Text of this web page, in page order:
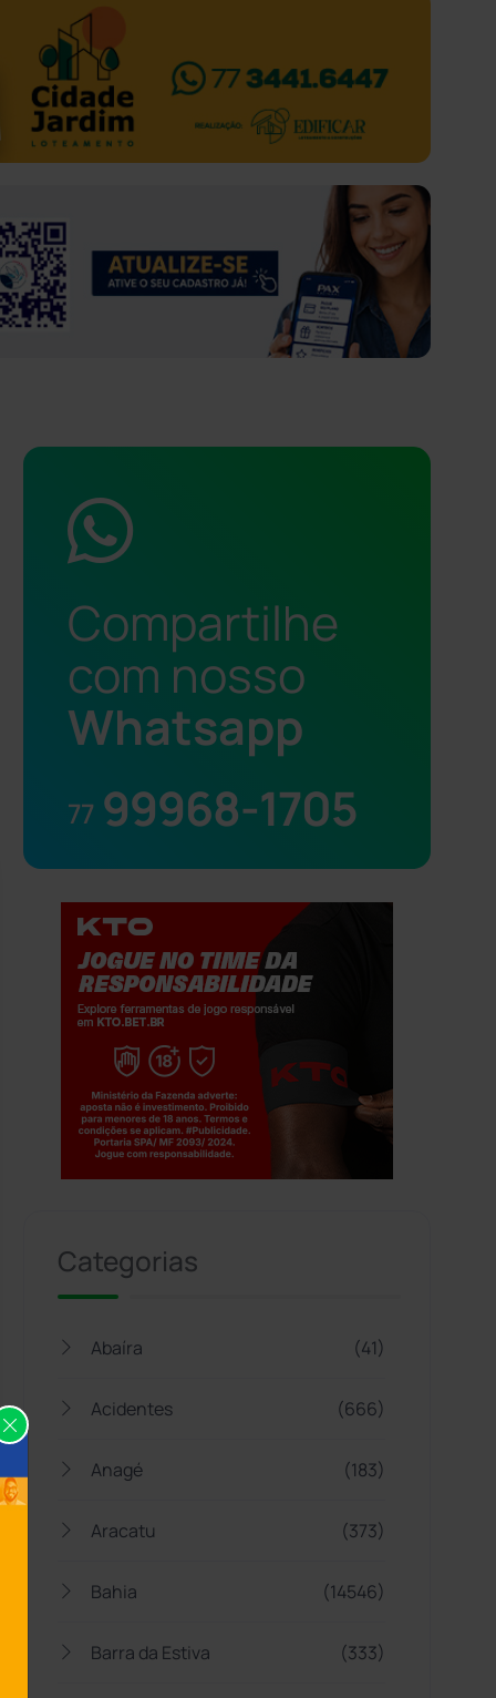
Compartilhe
com nosso
Whatsapp
77 99968-1705
Categorias
Abaíra (41)
Acidentes (666)
Anagé (183)
Aracatu (373)
Bahia (14546)
Barra da Estiva (333)